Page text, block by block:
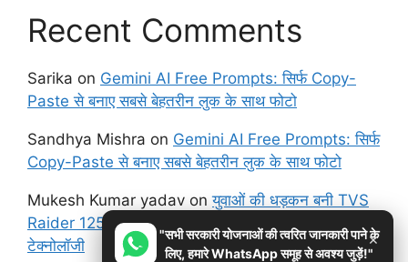
×
"सभी सरकारी योजनाओं की त्वरित जानकारी पाने के
लिए, हमारे WhatsApp समूह से अवश्य जुड़ें!"
Recent Comments
Sarika on Gemini AI Free Prompts: सिर्फ Copy-
Paste से बनाए सबसे बेहतरीन लुक के साथ फोटो
Sandhya Mishra on Gemini AI Free Prompts: सिर्फ
Copy-Paste से बनाए सबसे बेहतरीन लुक के साथ फोटो
Mukesh Kumar yadav onयुवाओं की धड़कन बनी TVS
Raider 125 – 62KM/L का जबरदस्त माइलेज और एडवांस
टेक्नोलॉजी